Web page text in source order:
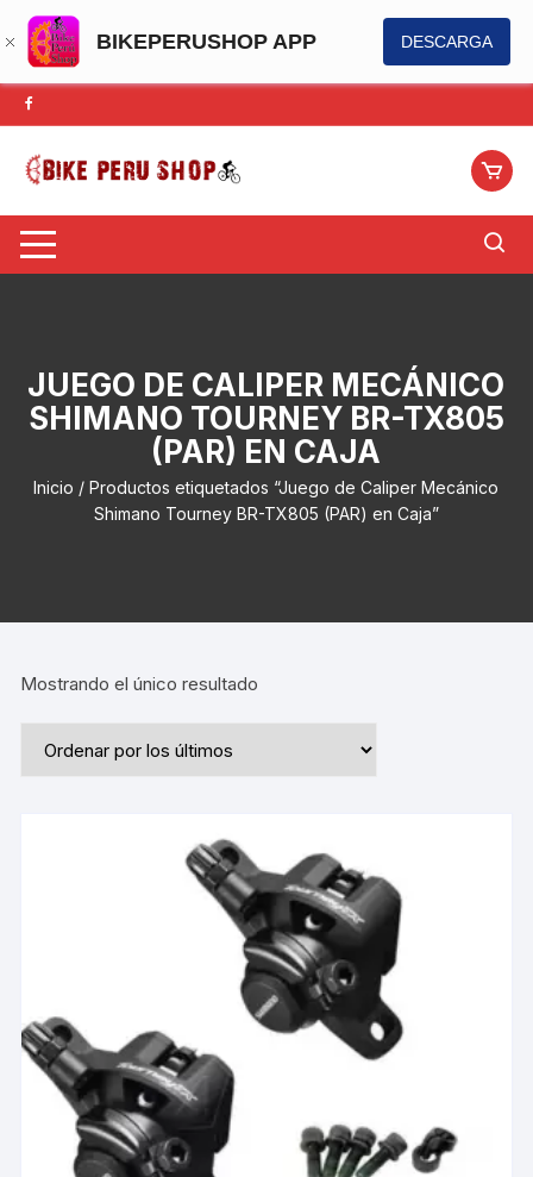
BIKEPERUSHOP APP DESCARGA
Saltar
al
contenido
JUEGO DE CALIPER MECÁNICO
SHIMANO TOURNEY BR-TX805
(PAR) EN CAJA
Inicio / Productos etiquetados “Juego de Caliper Mecánico
Shimano Tourney BR-TX805 (PAR) en Caja”
Mostrando el único resultado